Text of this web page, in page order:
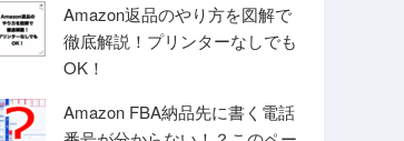
Amazon返品のやり方を図解で
徹底解説！プリンターなしでも
OK！
Amazon FBA納品先に書く電話